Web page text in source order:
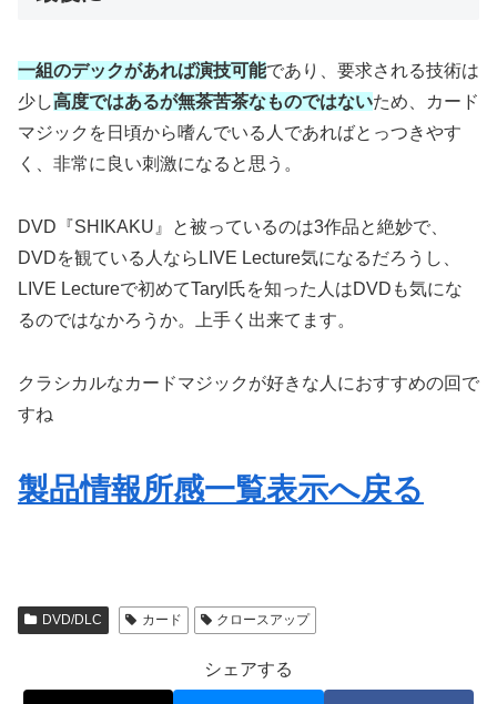
一組のデックがあれば演技可能であり、要求される技術は
少し高度ではあるが無茶苦茶なものではないため、カード
マジックを日頃から嗜んでいる人であればとっつきやす
く、非常に良い刺激になると思う。
DVD『SHIKAKU』と被っているのは3作品と絶妙で、
DVDを観ている人ならLIVE Lecture気になるだろうし、
LIVE Lectureで初めてTaryl氏を知った人はDVDも気にな
るのではなかろうか。上手く出来てます。
クラシカルなカードマジックが好きな人におすすめの回で
すね
製品情報所感一覧表示へ戻る
DVD/DLC カード クロースアップ
シェアする